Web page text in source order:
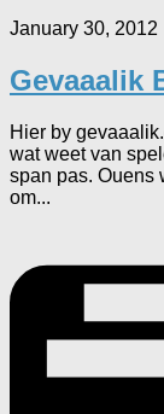
January 30, 2012
Gevaaalik
Hier by
wat weet van
span pas. Ouens
om...